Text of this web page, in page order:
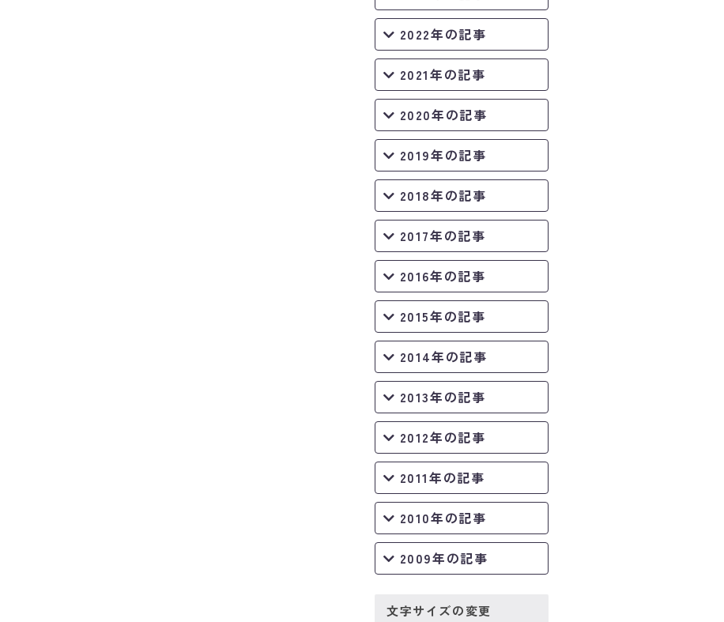
2022年の記事
2021年の記事
2020年の記事
2019年の記事
2018年の記事
2017年の記事
2016年の記事
2015年の記事
2014年の記事
2013年の記事
2012年の記事
2011年の記事
2010年の記事
2009年の記事
文字サイズの変更